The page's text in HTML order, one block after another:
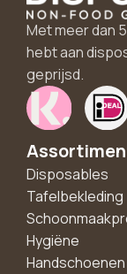
Met meer dan
hebt aan
geprijsd.
Disposables
Tafelbekleding
Hygiëne
Handschoenen